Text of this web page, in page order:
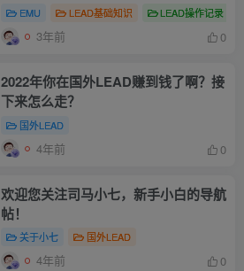
EMU LEAD基础知识 LEAD操作记录
3年前 0
2022年你在国外LEAD赚到钱了啊？接
下来怎么走？
国外LEAD
4年前 0
欢迎您关注司马小七，新手小白的导航
帖！
关于小七 国外LEAD
4年前 0